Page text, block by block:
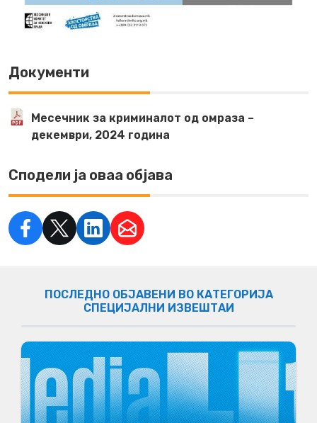
Документи
Месечник за криминалот од омраза –
декември, 2024 година
Сподели ја оваа објава
ПОСЛЕДНО ОБЈАВЕНИ ВО КАТЕГОРИЈА
СПЕЦИЈАЛНИ ИЗВЕШТАИ